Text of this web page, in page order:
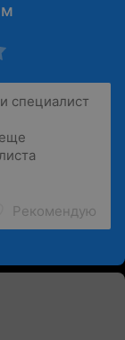
Рекомендую